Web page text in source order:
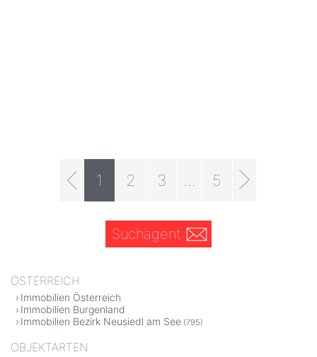
1 2 3 5
Suchagent
ÖSTERREICH
Immobilien Österreich
Immobilien Burgenland
Immobilien Bezirk Neusiedl am See (795)
OBJEKTARTEN